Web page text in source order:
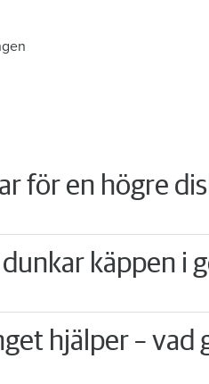
för en högre
dunkar käppen i
hjälper – vad